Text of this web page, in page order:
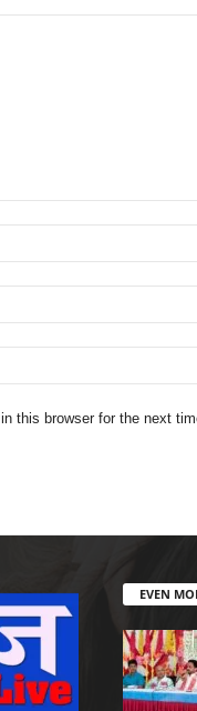
this browser for the next
EVEN